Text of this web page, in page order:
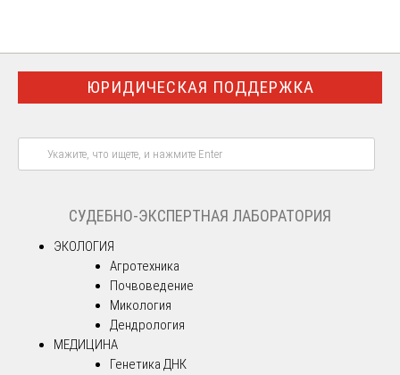
ЮРИДИЧЕСКАЯ ПОДДЕРЖКА
СУДЕБНО-ЭКСПЕРТНАЯ ЛАБОРАТОРИЯ
ЭКОЛОГИЯ
Агротехника
Почвоведение
Микология
Дендрология
МЕДИЦИНА
Генетика ДНК